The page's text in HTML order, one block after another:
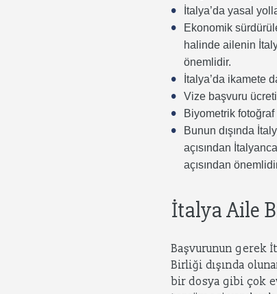
İtalya’da yasal
Ekonomik
halinde ailenin
önemlidir.
İtalya’da ikamete
Vize başvuru
Biyometrik fotoğraf
Bunun dışında
açısından
açısından
İtalya Aile
Başvurunun gerek
Birliği dışında
bir dosya gibi çok